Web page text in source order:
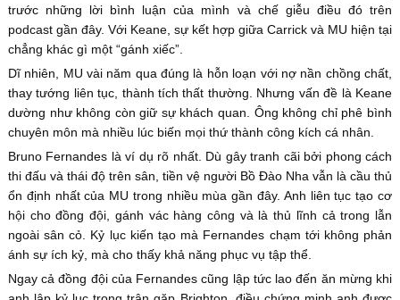
trước những lời bình luận của mình và chế giễu điều đó trên
podcast gần đây. Với Keane, sự kết hợp giữa Carrick và MU hiện tại
chẳng khác gì một “gánh xiếc”.
Dĩ nhiên, MU vài năm qua đúng là hỗn loạn với nợ nần chồng chất,
thay tướng liên tục, thành tích thất thường. Nhưng vấn đề là Keane
dường như không còn giữ sự khách quan. Ông không chỉ phê bình
chuyên môn mà nhiều lúc biến mọi thứ thành công kích cá nhân.
Bruno Fernandes là ví dụ rõ nhất. Dù gây tranh cãi bởi phong cách
thi đấu và thái độ trên sân, tiền vệ người Bồ Đào Nha vẫn là cầu thủ
ổn định nhất của MU trong nhiều mùa gần đây. Anh liên tục tạo cơ
hội cho đồng đội, gánh vác hàng công và là thủ lĩnh cả trong lẫn
ngoài sân cỏ. Kỷ lục kiến tạo mà Fernandes chạm tới không phản
ánh sự ích kỷ, mà cho thấy khả năng phục vụ tập thể.
Ngay cả đồng đội của Fernandes cũng lập tức lao đến ăn mừng khi